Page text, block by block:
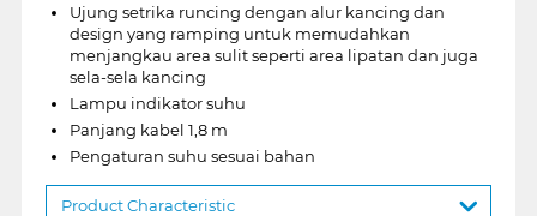
Ujung setrika runcing dengan alur kancing dan
design yang ramping untuk memudahkan
menjangkau area sulit seperti area lipatan dan juga
sela-sela kancing
Lampu indikator suhu
Panjang kabel 1,8 m
Pengaturan suhu sesuai bahan
Product Characteristic